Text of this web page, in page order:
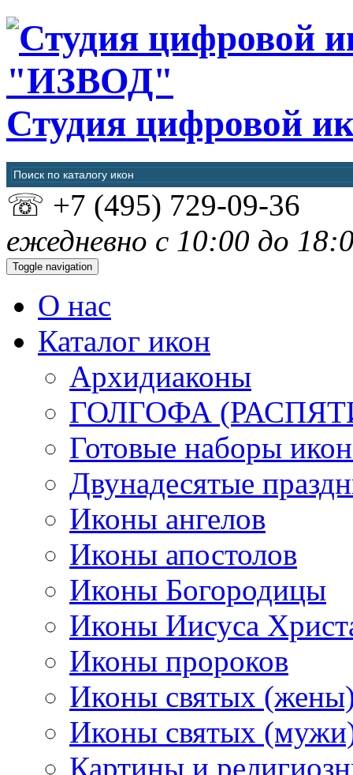
"ИЗВОД"
Студия цифровой
☏ +7 (495) 729-09-36
ежедневно с 10:00 до
Toggle navigation
О нас
Каталог икон
Архидиаконы
ГОЛГОФА
Готовые наборы
Двунадесятые
Иконы ангелов
Иконы апостолов
Иконы Богородицы
Иконы Иисуса
Иконы пророков
Иконы святых
Иконы святых
Картины и